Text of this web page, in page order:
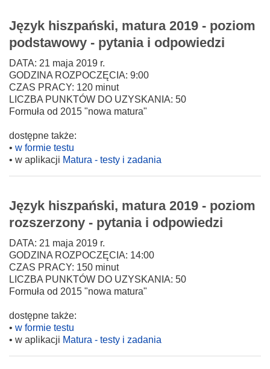
Język hiszpański, matura 2019 - poziom
podstawowy - pytania i odpowiedzi
DATA: 21 maja 2019 r.
GODZINA ROZPOCZĘCIA: 9:00
CZAS PRACY: 120 minut
LICZBA PUNKTÓW DO UZYSKANIA: 50
Formuła od 2015 "nowa matura"
dostępne także:
• w formie testu
• w aplikacji Matura - testy i zadania
Język hiszpański, matura 2019 - poziom
rozszerzony - pytania i odpowiedzi
DATA: 21 maja 2019 r.
GODZINA ROZPOCZĘCIA: 14:00
CZAS PRACY: 150 minut
LICZBA PUNKTÓW DO UZYSKANIA: 50
Formuła od 2015 "nowa matura"
dostępne także:
• w formie testu
• w aplikacji Matura - testy i zadania